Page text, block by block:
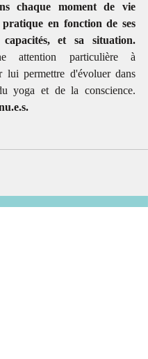
chaque moment de vie
en fonction de ses
capacités, et sa situation.
attention particulière à
lui permettre d'évoluer dans